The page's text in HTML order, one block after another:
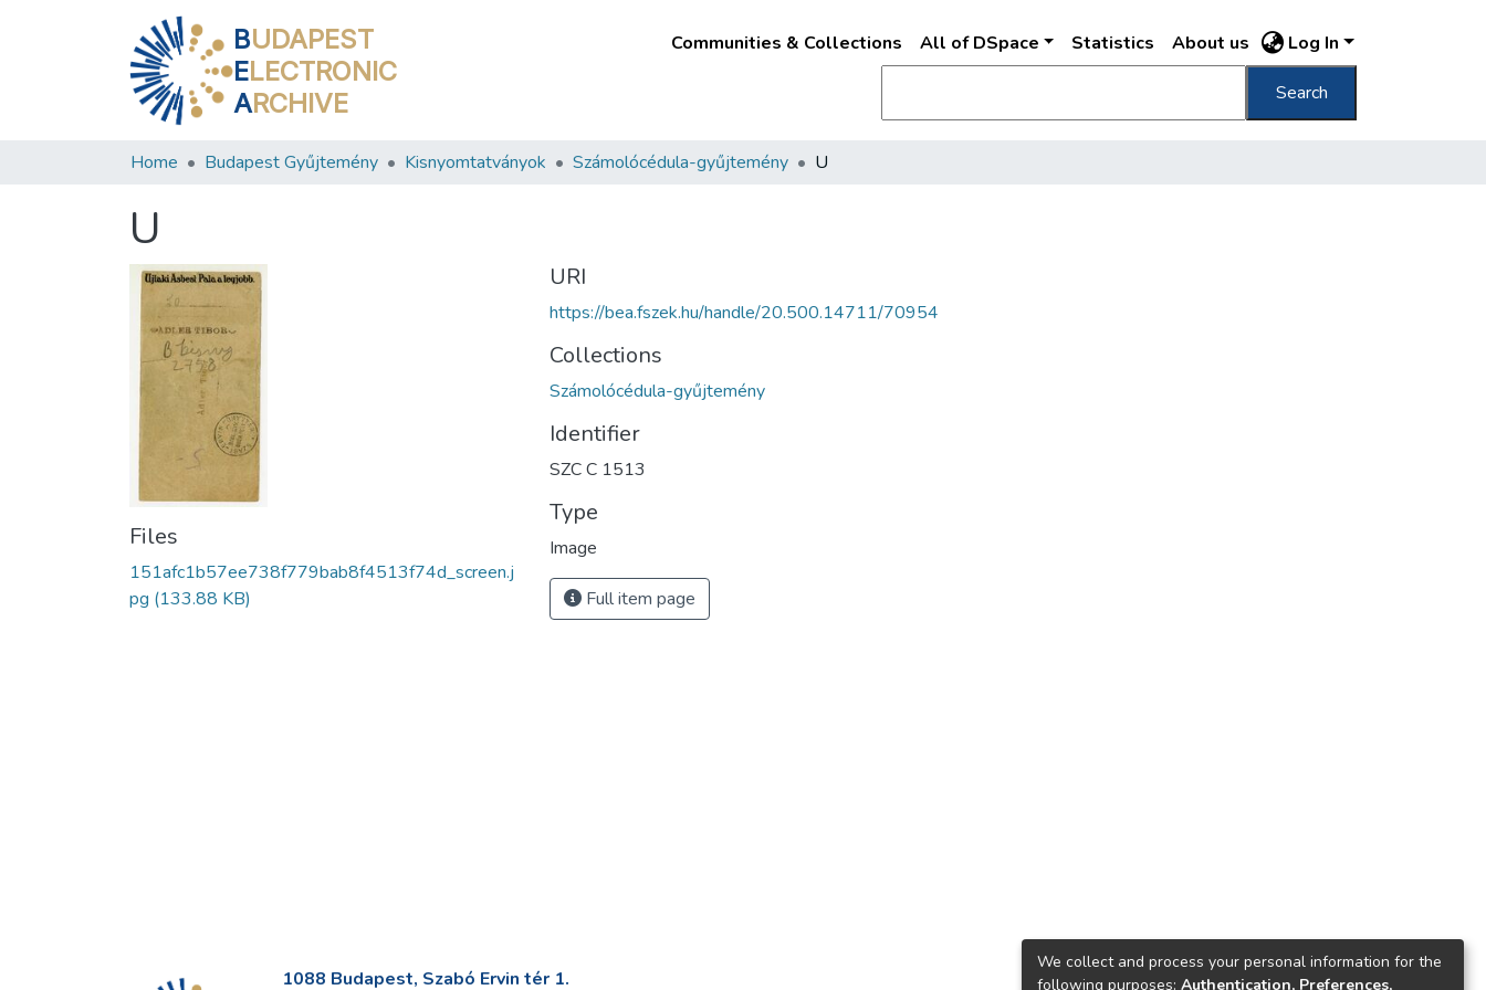
BUDAPEST
ELECTRONIC
ARCHIVE
Communities & Collections All of DSpace Statistics About us Log In
Search
Home Budapest Gyűjtemény Kisnyomtatványok Számolócédula-gyűjtemény U
U
Files
151afc1b57ee738f779bab8f4513f74d_screen.j
pg (133.88 KB)
URI
https://bea.fszek.hu/handle/20.500.14711/70954
Collections
Számolócédula-gyűjtemény
Identifier
SZC C 1513
Type
Image
Full item page
1088 Budapest, Szabó Ervin tér 1.
We collect and process your personal information for the
following purposes: Authentication, Preferences,